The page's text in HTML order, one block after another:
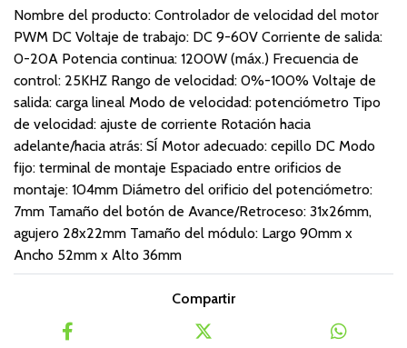
Nombre del producto: Controlador de velocidad del motor
PWM DC Voltaje de trabajo: DC 9-60V Corriente de salida:
0-20A Potencia continua: 1200W (máx.) Frecuencia de
control: 25KHZ Rango de velocidad: 0%-100% Voltaje de
salida: carga lineal Modo de velocidad: potenciómetro Tipo
de velocidad: ajuste de corriente Rotación hacia
adelante/hacia atrás: SÍ Motor adecuado: cepillo DC Modo
fijo: terminal de montaje Espaciado entre orificios de
montaje: 104mm Diámetro del orificio del potenciómetro:
7mm Tamaño del botón de Avance/Retroceso: 31x26mm,
agujero 28x22mm Tamaño del módulo: Largo 90mm x
Ancho 52mm x Alto 36mm
Compartir